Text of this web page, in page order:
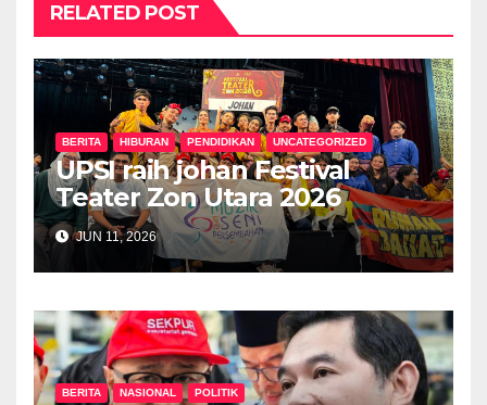
RELATED POST
BERITA HIBURAN PENDIDIKAN UNCATEGORIZED
UPSI raih johan Festival
Teater Zon Utara 2026
JUN 11, 2026
BERITA NASIONAL POLITIK